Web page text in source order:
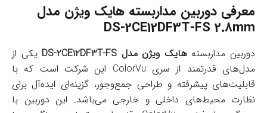
معرفی دوربین مداربسته هایک ویژن مدل
DS-2CE12DF3T-FS 2.8mm
دوربین مداربستههایک ویژن مدل DS-2CE12DF3T-FS
یکی از
مدل‌های قدرتمند از سری ColorVu این شرکت است که با
قابلیت‌های پیشرفته و طراحی جمع‌وجور، گزینه‌ای ایده‌آل برای
نظارت محیط‌های داخلی و خارجی می‌باشد. این دوربین با